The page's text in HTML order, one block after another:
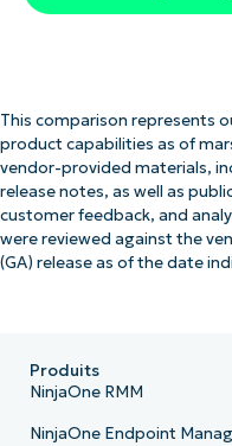
This comparison represents
product capabilities as of
vendor-provided materials,
release notes, as well as
customer feedback, and
were reviewed against the
(GA) release as of the date
Produits
NinjaOne RMM
NinjaOne Endpoint